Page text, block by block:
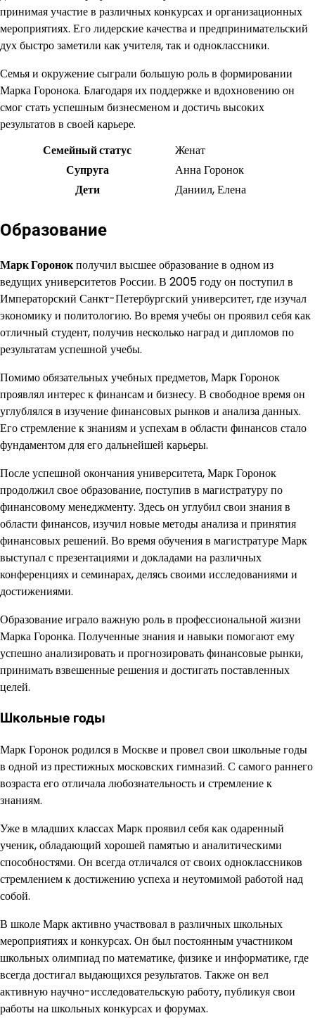
принимая участие в различных конкурсах и организационных
мероприятиях. Его лидерские качества и предпринимательский
дух быстро заметили как учителя, так и одноклассники.
Семья и окружение сыграли большую роль в формировании
Марка Горонока. Благодаря их поддержке и вдохновению он
смог стать успешным бизнесменом и достичь высоких
результатов в своей карьере.
Семейный статус
Женат
Супруга
Анна Горонок
Дети
Даниил, Елена
Образование
Марк Горонокполучил высшее образование в одном из
ведущих университетов России. В 2005 году он поступил в
Императорский Санкт-Петербургский университет, где изучал
экономику и политологию. Во время учебы он проявил себя как
отличный студент, получив несколько наград и дипломов по
результатам успешной учебы.
Помимо обязательных учебных предметов, Марк Горонок
проявлял интерес к финансам и бизнесу. В свободное время он
углублялся в изучение финансовых рынков и анализа данных.
Его стремление к знаниям и успехам в области финансов стало
фундаментом для его дальнейшей карьеры.
После успешной окончания университета, Марк Горонок
продолжил свое образование, поступив в магистратуру по
финансовому менеджменту. Здесь он углубил свои знания в
области финансов, изучил новые методы анализа и принятия
финансовых решений. Во время обучения в магистратуре Марк
выступал с презентациями и докладами на различных
конференциях и семинарах, делясь своими исследованиями и
достижениями.
Образование играло важную роль в профессиональной жизни
Марка Горонка. Полученные знания и навыки помогают ему
успешно анализировать и прогнозировать финансовые рынки,
принимать взвешенные решения и достигать поставленных
целей.
Школьные годы
Марк Горонок родился в Москве и провел свои школьные годы
в одной из престижных московских гимназий. С самого раннего
возраста его отличала любознательность и стремление к
знаниям.
Уже в младших классах Марк проявил себя как одаренный
ученик, обладающий хорошей памятью и аналитическими
способностями. Он всегда отличался от своих одноклассников
стремлением к достижению успеха и неутомимой работой над
собой.
В школе Марк активно участвовал в различных школьных
мероприятиях и конкурсах. Он был постоянным участником
школьных олимпиад по математике, физике и информатике, где
всегда достигал выдающихся результатов. Также он вел
активную научно-исследовательскую работу, публикуя свои
работы на школьных конкурсах и форумах.